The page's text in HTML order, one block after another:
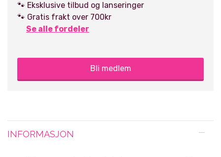
🐾 Eksklusive tilbud og lanseringer
🐾 Gratis frakt over 700kr
Se alle fordeler
Bli medlem
INFORMASJON